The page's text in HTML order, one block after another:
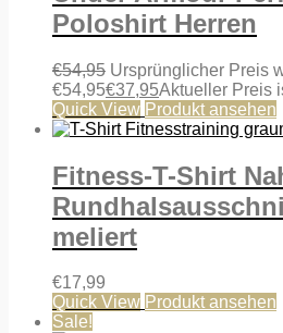
Poloshirt Herren
€54,95 Ursprünglicher Preis
€54,95€37,95Aktueller Preis
Quick View Produkt ansehen
Fitness-T-Shirt
meliert
€17,99
Quick View Produkt ansehen
Sale!